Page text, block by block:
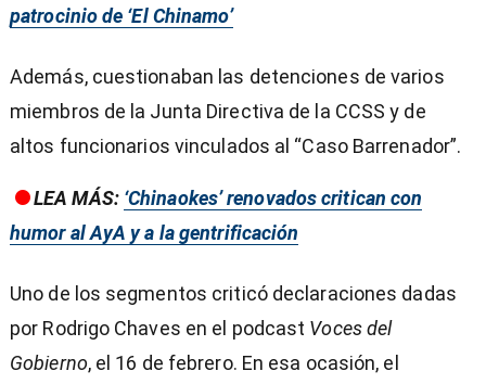
patrocinio de ‘El Chinamo’
Además, cuestionaban las detenciones de varios
miembros de la Junta Directiva de la CCSS y de
altos funcionarios vinculados al “Caso Barrenador”.
LEA MÁS: ‘Chinaokes’ renovados critican con
humor al AyA y a la gentrificación
Uno de los segmentos criticó declaraciones dadas
por Rodrigo Chaves en el podcast Voces del
Gobierno, el 16 de febrero. En esa ocasión, el